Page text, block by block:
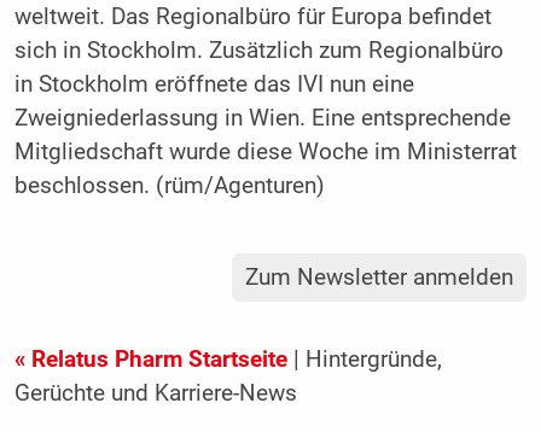
weltweit. Das Regionalbüro für Europa befindet
sich in Stockholm. Zusätzlich zum Regionalbüro
in Stockholm eröffnete das IVI nun eine
Zweigniederlassung in Wien. Eine entsprechende
Mitgliedschaft wurde diese Woche im Ministerrat
beschlossen. (rüm/Agenturen)
Zum Newsletter anmelden
« Relatus Pharm Startseite| Hintergründe,
Gerüchte und Karriere-News